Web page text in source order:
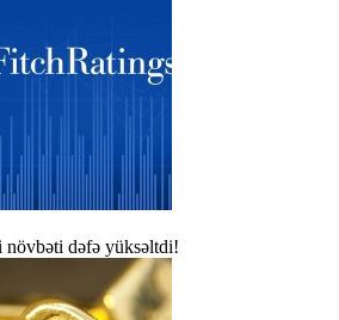
dəfə yüksəltdi!